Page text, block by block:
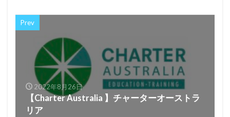
Prev
2022年8月26日
【Charter Australia 】チャーターオーストラ
リア